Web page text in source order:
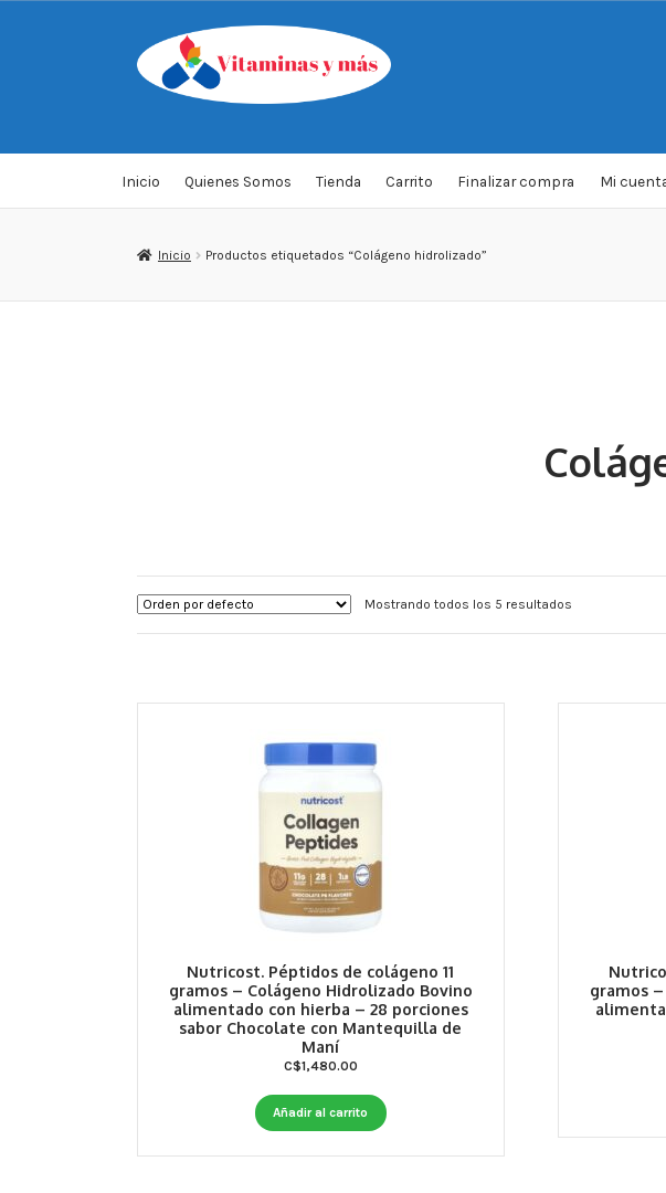
Saltar
a
navegación
al
contenido
Inicio Quienes Somos Tienda Carrito Finalizar compra Mi
Inicio Productos etiquetados “Colágeno hidrolizado”
Mostrando todos los 5 resultados
Nutricost. Péptidos de colágeno 11
gramos – Colágeno Hidrolizado Bovino
alimentado con hierba – 28 porciones
sabor Chocolate con Mantequilla de
Maní
C$1,480.00
Añadir al carrito
gramos